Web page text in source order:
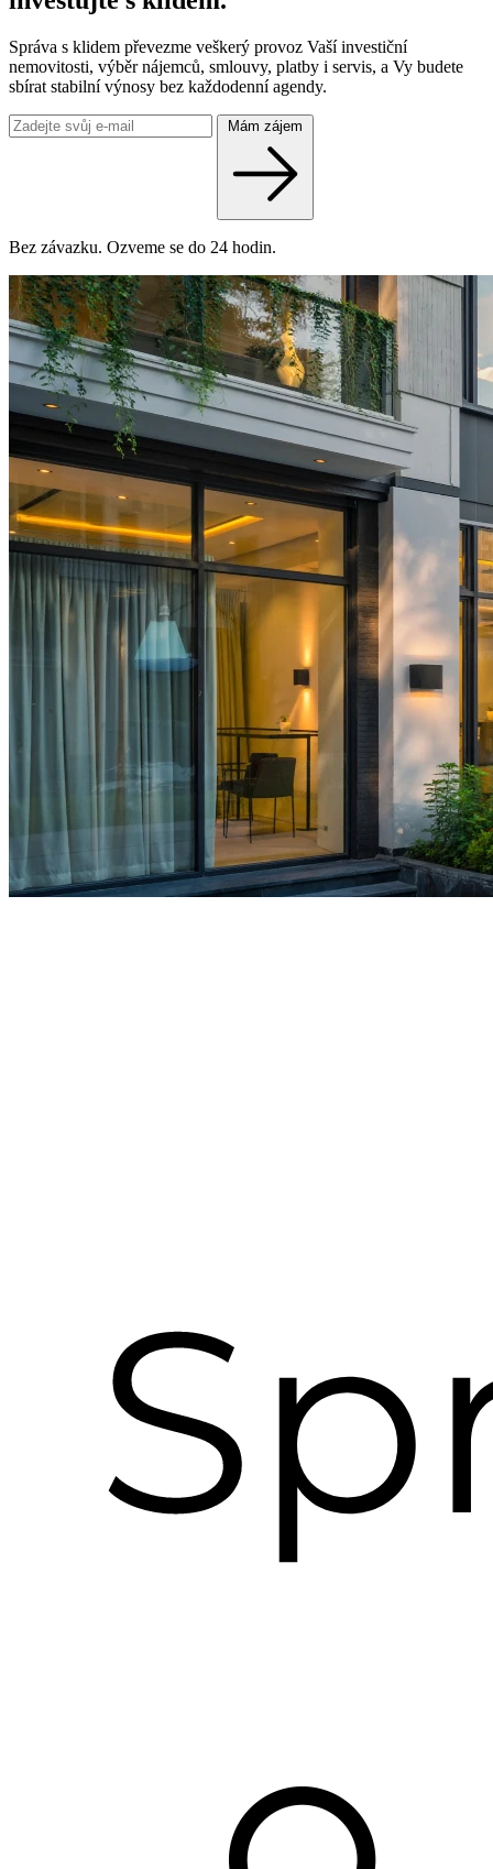
Správa s klidem převezme veškerý provoz Vaší investiční
nemovitosti, výběr nájemců, smlouvy, platby i servis, a Vy budete
sbírat stabilní výnosy bez každodenní agendy.
Mám zájem
Bez závazku. Ozveme se do 24 hodin.